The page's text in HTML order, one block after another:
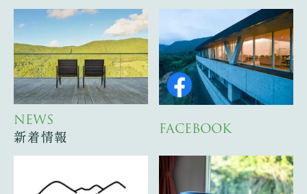
NEWS
新着情報 FACEBOOK